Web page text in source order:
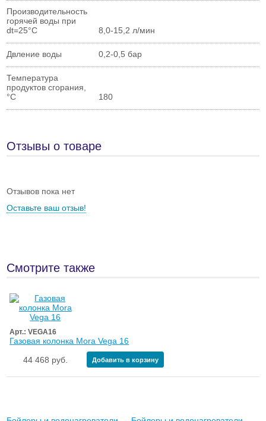
Производительность
горячей воды при
dt=25°С
8,0-15,2 л/мин
Двление воды 0,2-0,5 бар
Температура
продуктов сгорания,
°С
180
Отзывы о товаре
Отзывов пока нет
Оставьте ваш отзыв!
Смотрите также
Арт.: VEGA16
Газовая колонка Mora Vega 16
44 468 руб.
Добавить в корзину